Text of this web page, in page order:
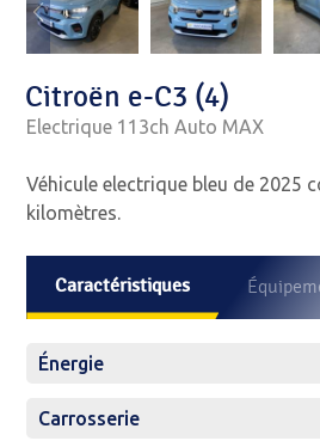
Citroën e-C3 (4)
Electrique 113ch Auto MAX
Véhicule electrique bleu de 2025
kilomètres.
Caractéristiques
Énergie
Carrosserie